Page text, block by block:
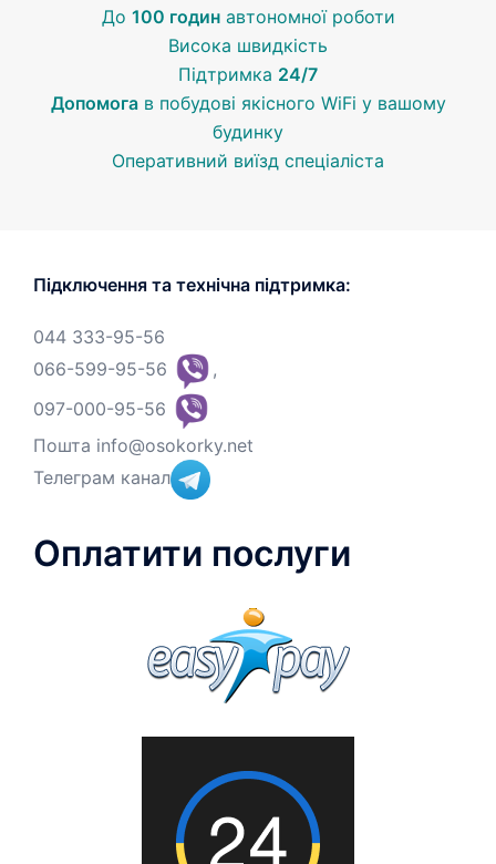
До 100 годинавтономної роботи
Висока швидкість
Підтримка 24/7
Допомогав побудові якісного WiFi у вашому
будинку
Оперативний виїзд спеціаліста
Підключення та технічна підтримка:
044 333-95-56
066-599-95-56
,
097-000-95-56
Пошта info@osokorky.net
Телеграм канал
Оплатити послуги